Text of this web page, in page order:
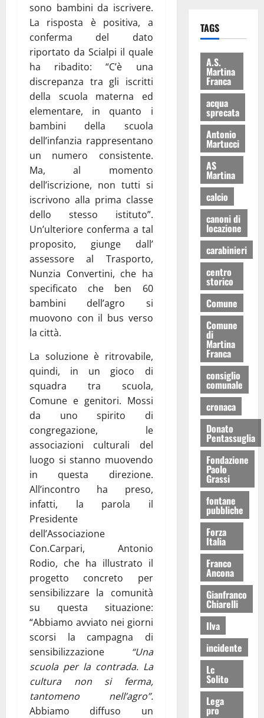
sono bambini da iscrivere.
La risposta è positiva, a
conferma del dato
riportato da Scialpi il quale
ha ribadito: “C’è una
discrepanza tra gli iscritti
della scuola materna ed
elementare, in quanto i
bambini della scuola
dell’infanzia rappresentano
un numero consistente.
Ma, al momento
dell’iscrizione, non tutti si
iscrivono alla prima classe
dello stesso istituto”.
Un’ulteriore conferma a tal
proposito, giunge dall’
assessore al Trasporto,
Nunzia Convertini, che ha
specificato che ben 60
bambini dell’agro si
muovono con il bus verso
la città.
La soluzione è ritrovabile,
quindi, in un gioco di
squadra tra scuola,
Comune e genitori. Mossi
da uno spirito di
congregazione, le
associazioni culturali del
luogo si stanno muovendo
in questa direzione.
All’incontro ha preso,
infatti, la parola il
Presidente
dell’Associazione
Con.Carpari, Antonio
Rodio, che ha illustrato il
progetto concreto per
sensibilizzare la comunità
su questa situazione:
“Abbiamo avviato nei giorni
scorsi la campagna di
sensibilizzazione
“Una
scuola per la contrada. La
cultura non si ferma,
tantomeno nell’agro”.
Abbiamo diffuso un
TAGS
A.S.
Martina
Franca
acqua
sprecata
Antonio
Martucci
AS
Martina
calcio
canoni di
locazione
carabinieri
centro
storico
Comune
Comune
di
Martina
Franca
consiglio
comunale
cronaca
Donato
Pentassuglia
Fondazione
Paolo
Grassi
fontane
pubbliche
Forza
Italia
Franco
Ancona
Gianfranco
Chiarelli
Ilva
incidente
Lc
Solito
Lega
pro